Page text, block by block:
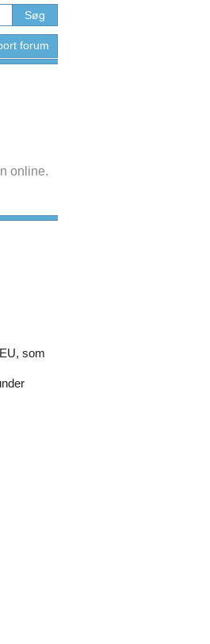
forum
online.
som